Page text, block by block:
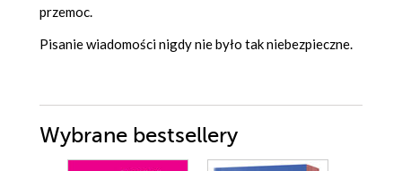
przemoc.
Pisanie wiadomości nigdy nie było tak niebezpieczne.
Wybrane bestsellery